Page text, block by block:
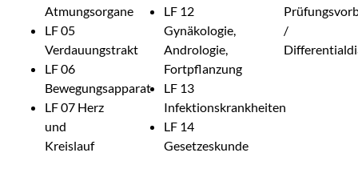
Atmungsorgane
LF 05
Verdauungstrakt
LF 06
Bewegungsapparat
LF 07 Herz
und
Kreislauf
LF 12
Gynäkologie,
Andrologie,
Fortpflanzung
LF 13
Infektionskrankheiten
LF 14
Gesetzeskunde
/